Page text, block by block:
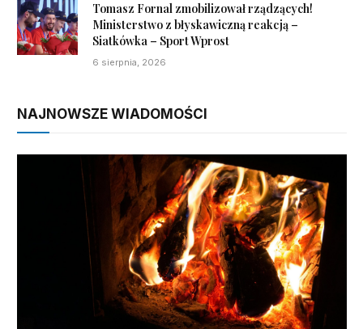
Tomasz Fornal zmobilizował rządzących!
Ministerstwo z błyskawiczną reakcją –
Siatkówka – Sport Wprost
6 sierpnia, 2026
NAJNOWSZE WIADOMOŚCI